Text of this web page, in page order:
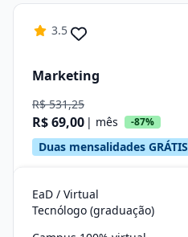
3.5
Marketing
R$ 531,25
R$ 69,00 | mês -87%
Duas mensalidades GRÁTIS
EaD / Virtual
Tecnólogo (graduação)